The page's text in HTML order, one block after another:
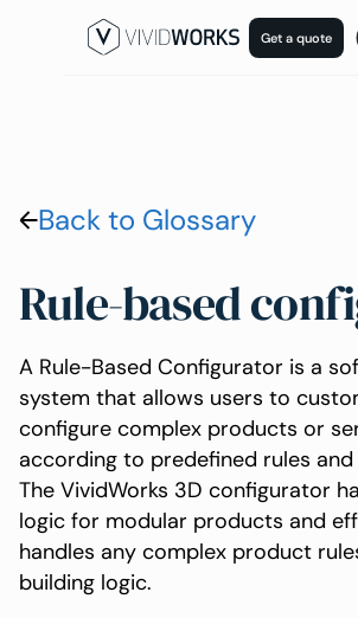
Get a quote
Back to Glossary
Rule-based
A Rule-Based Configurator is a
system that allows users to
configure complex products or
according to predefined rules
The VividWorks 3D configurator
logic for modular products and
handles any complex product
building logic.